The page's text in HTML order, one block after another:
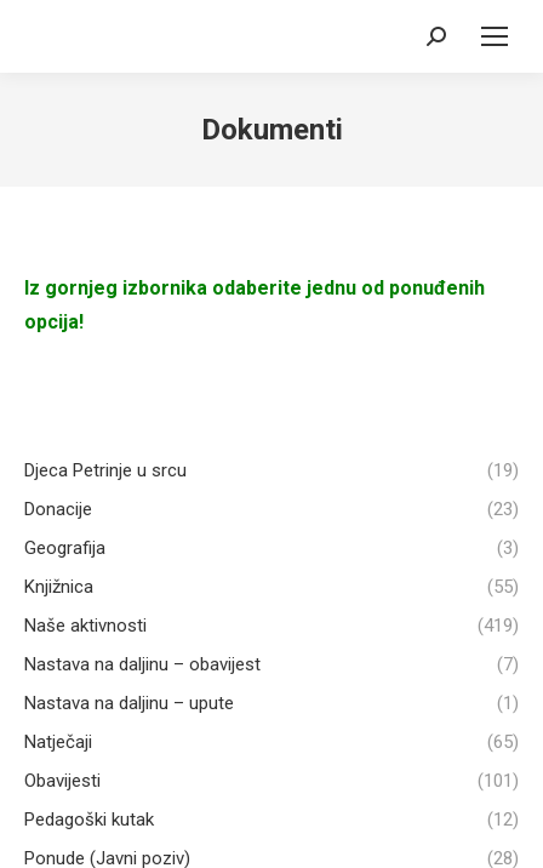
Search:
Dokumenti
Iz gornjeg izbornika odaberite jednu od ponuđenih
opcija!
Djeca Petrinje u srcu
(19)
Donacije
(23)
Geografija
(3)
Knjižnica
(55)
Naše aktivnosti
(419)
Nastava na daljinu – obavijest
(7)
Nastava na daljinu – upute
(1)
Natječaji
(65)
Obavijesti
(101)
Pedagoški kutak
(12)
Ponude (Javni poziv)
(28)